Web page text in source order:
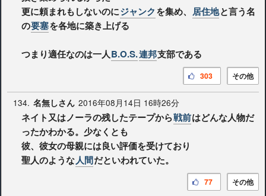
更に頼まれもしないのにジャンクを集め、 居住地と言う名
の要塞を各地に築き上げる
つまり適任なのは一人B.O.S.連邦支部である
その他
303
134. 名無しさん 2016年08月14日 16時26分
ネイト又はノーラの残したテープから戦前はどんな人物だ
ったかわかる。少なくとも
彼、彼女の母親には良い評価を受けており
聖人のような人間だといわれていた。
その他
77